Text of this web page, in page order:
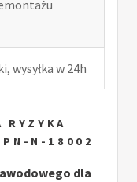
wysyłka w 24h
RYZYKA
PN-N-18002
dla